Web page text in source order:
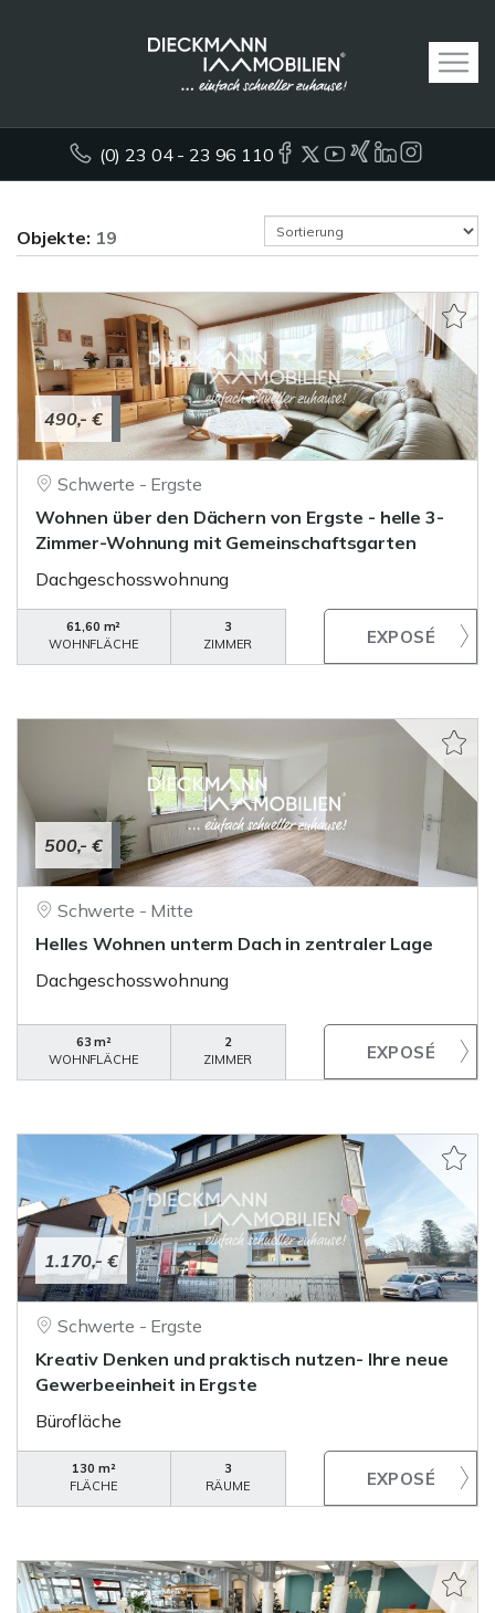
(0) 23 04 - 23 96 110
Objekte: 19
490,- €
Schwerte - Ergste
Wohnen über den Dächern von Ergste - helle 3-
Zimmer-Wohnung mit Gemeinschaftsgarten
Dachgeschosswohnung
61,60 m²
WOHNFLÄCHE
3
ZIMMER
500,- €
Schwerte - Mitte
Helles Wohnen unterm Dach in zentraler Lage
Dachgeschosswohnung
63 m²
WOHNFLÄCHE
2
ZIMMER
1.170,- €
Schwerte - Ergste
Kreativ Denken und praktisch nutzen- Ihre neue
Gewerbeeinheit in Ergste
Bürofläche
130 m²
FLÄCHE
3
RÄUME